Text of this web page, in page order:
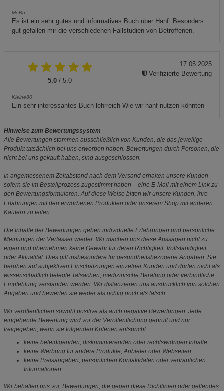
MoBo.
Es ist ein sehr gutes und informatives Buch über Hanf. Besonders
gut gefallen mir die verschiedenen Fallstudien von Betroffenen.
5.0 / 5.0
Kleine80
Ein sehr interessantes Buch lehrreich Wie wir hanf nutzen könnten
17.05.2025
Verifizierte Bewertung
Hinweise zum Bewertungssystem
Alle Bewertungen stammen ausschließlich von Kunden, die das jeweilige
Produkt tatsächlich bei uns erworben haben. Bewertungen durch Personen, die
nicht bei uns gekauft haben, sind ausgeschlossen.
In angemessenem Zeitabstand nach dem Versand erhalten unsere Kunden –
sofern sie im Bestellprozess zugestimmt haben – eine E-Mail mit einem Link zu
den Bewertungsformularen. Auf diese Weise bitten wir unsere Kunden, ihre
Erfahrungen mit den erworbenen Produkten oder unserem Shop mit anderen
Käufern zu teilen.
Die Inhalte der Bewertungen geben individuelle Erfahrungen und persönliche
Meinungen der Verfasser wieder. Wir machen uns diese Aussagen nicht zu
eigen und übernehmen keine Gewähr für deren Richtigkeit, Vollständigkeit
oder Aktualität. Dies gilt insbesondere für gesundheitsbezogene Angaben: Sie
beruhen auf subjektiven Einschätzungen einzelner Kunden und dürfen nicht als
wissenschaftlich belegte Tatsachen, medizinische Beratung oder verbindliche
Empfehlung verstanden werden. Wir distanzieren uns ausdrücklich von solchen
Angaben und bewerten sie weder als richtig noch als falsch.
Wir veröffentlichen sowohl positive als auch negative Bewertungen. Jede
eingehende Bewertung wird vor der Veröffentlichung geprüft und nur
freigegeben, wenn sie folgenden Kriterien entspricht:
keine beleidigenden, diskriminierenden oder rechtswidrigen Inhalte,
keine Werbung für andere Produkte, Anbieter oder Webseiten,
keine Preisangaben, persönlichen Kontaktdaten oder vertraulichen
Informationen.
Wir behalten uns vor, Bewertungen, die gegen diese Richtlinien oder geltendes